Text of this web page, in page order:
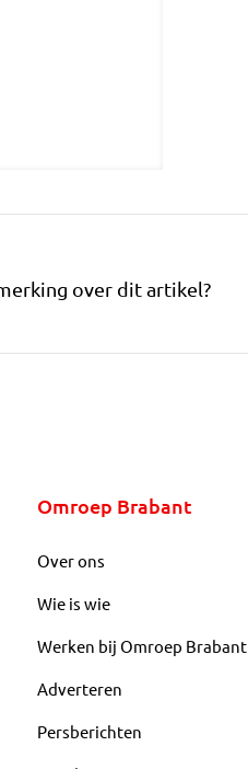
over dit artikel?
Omroep Brabant
Over ons
Wie is wie
Werken bij Omroep Brabant
Adverteren
Persberichten